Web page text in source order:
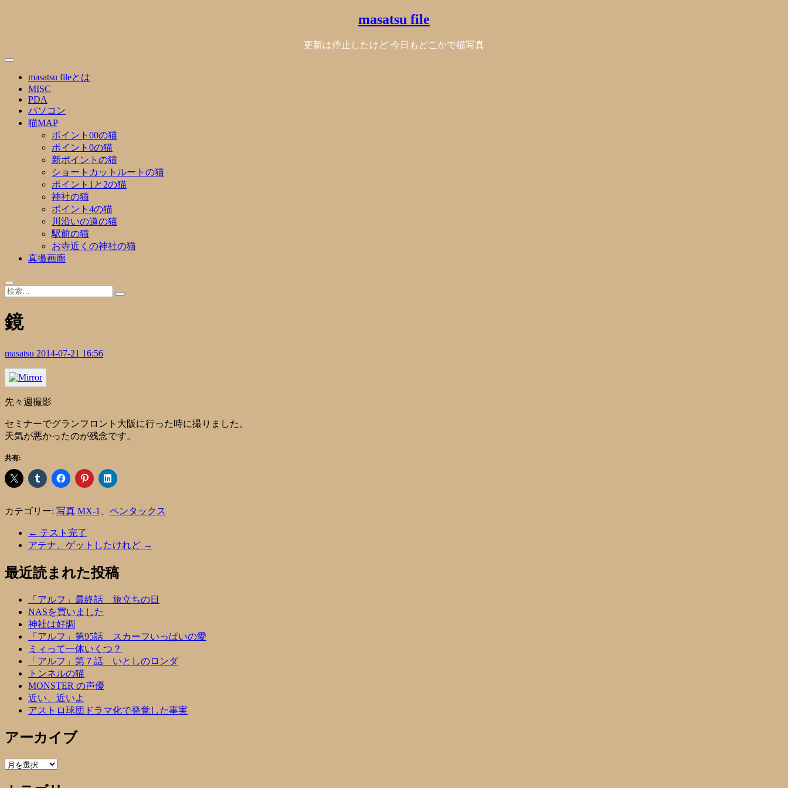
masatsu file
更新は停止したけど 今日もどこかで猫写真
masatsu fileとは
MISC
PDA
パソコン
猫MAP
ポイント00の猫
ポイント0の猫
新ポイントの猫
ショートカットルートの猫
ポイント1と2の猫
神社の猫
ポイント4の猫
川沿いの道の猫
駅前の猫
お寺近くの神社の猫
真撮画廊
鏡
masatsu 2014-07-21 16:56
先々週撮影
セミナーでグランフロント大阪に行った時に撮りました。
天気が悪かったのが残念です。
共有:
カテゴリー: 写真 MX-1 ペンタックス
← テスト完了
アテナ、ゲットしたけれど →
最近読まれた投稿
「アルフ」最終話 旅立ちの日
NASを買いました
神社は好調
「アルフ」第95話 スカーフいっぱいの愛
ミィって一体いくつ？
「アルフ」第７話 いとしのロンダ
トンネルの猫
MONSTER の声優
近い、近いよ
アストロ球団ドラマ化で発覚した事実
アーカイブ
ア